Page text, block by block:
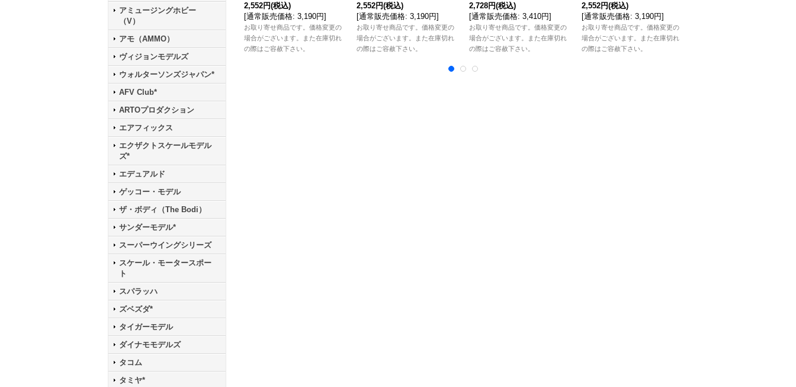
アミュージングホビー
（V）
アモ（AMMO）
ヴィジョンモデルズ
ウォルターソンズジャパン*
AFV Club*
ARTOプロダクション
エアフィックス
エクザクトスケールモデル
ズ*
エデュアルド
ゲッコー・モデル
ザ・ボディ（The Bodi）
サンダーモデル*
スーパーウイングシリーズ
スケール・モータースポー
ト
スパラッハ
ズベズダ*
タイガーモデル
ダイナモモデルズ
タコム
タミヤ*
2,552円(税込)
[通常販売価格: 3,190円]
お取り寄せ商品です。価格変更の
場合がございます。また在庫切れ
の際はご容赦下さい。
2,552円(税込)
[通常販売価格: 3,190円]
お取り寄せ商品です。価格変更の
場合がございます。また在庫切れ
の際はご容赦下さい。
2,728円(税込)
[通常販売価格: 3,410円]
お取り寄せ商品です。価格変更の
場合がございます。また在庫切れ
の際はご容赦下さい。
2,552円(税込)
[通常販売価格: 3,190円]
お取り寄せ商品です。価格変更の
場合がございます。また在庫切れ
の際はご容赦下さい。